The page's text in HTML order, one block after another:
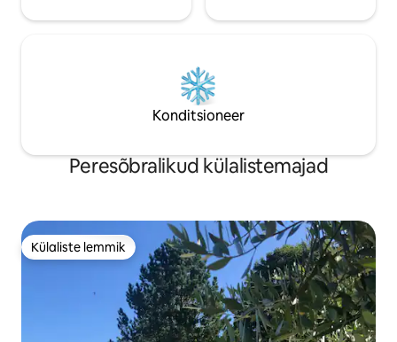
Konditsioneer
Peresõbralikud külalistemajad
Külaliste lemmik
Külaliste lemmik